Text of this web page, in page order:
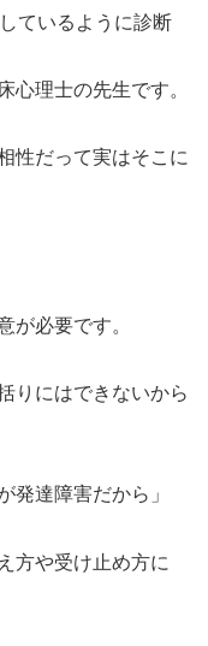
ているように診断
心理士の先生です。
性だって実はそこに
が必要です。
りにはできないから
発達障害だから」
方や受け止め方に